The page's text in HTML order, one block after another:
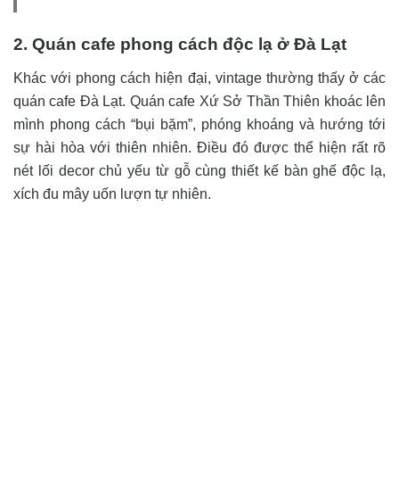
2. Quán cafe phong cách độc lạ ở Đà Lạt
Khác với phong cách hiện đại, vintage thường thấy ở các
quán cafe Đà Lạt. Quán cafe Xứ Sở Thần Thiên khoác lên
mình phong cách “bụi bặm”, phóng khoáng và hướng tới
sự hài hòa với thiên nhiên. Điều đó được thể hiện rất rõ
nét lối decor chủ yếu từ gỗ cùng thiết kế bàn ghế độc lạ,
xích đu mây uốn lượn tự nhiên.